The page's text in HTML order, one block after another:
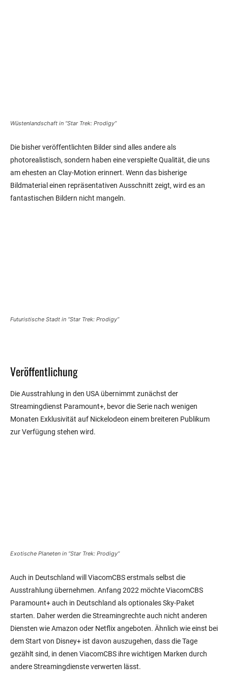
Wüstenlandschaft in “Star Trek: Prodigy”
Die bisher veröffentlichten Bilder sind alles andere als
photorealistisch, sondern haben eine verspielte Qualität, die uns
am ehesten an Clay-Motion erinnert. Wenn das bisherige
Bildmaterial einen repräsentativen Ausschnitt zeigt, wird es an
fantastischen Bildern nicht mangeln.
Futuristische Stadt in “Star Trek: Prodigy”
Veröffentlichung
Die Ausstrahlung in den USA übernimmt zunächst der
Streamingdienst Paramount+, bevor die Serie nach wenigen
Monaten Exklusivität auf Nickelodeon einem breiteren Publikum
zur Verfügung stehen wird.
Exotische Planeten in “Star Trek: Prodigy”
Auch in Deutschland will ViacomCBS erstmals selbst die
Ausstrahlung übernehmen. Anfang 2022 möchte ViacomCBS
Paramount+ auch in Deutschland als optionales Sky-Paket
starten. Daher werden die Streamingrechte auch nicht anderen
Diensten wie Amazon oder Netflix angeboten. Ähnlich wie einst bei
dem Start von Disney+ ist davon auszugehen, dass die Tage
gezählt sind, in denen ViacomCBS ihre wichtigen Marken durch
andere Streamingdienste verwerten lässt.